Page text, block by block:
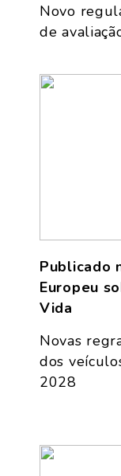
Novo
de
Publicado
Europeu
Vida
Novas
dos
2028